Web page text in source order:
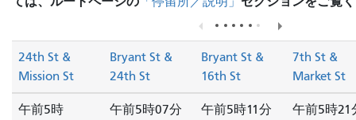
24th St &
Mission St
Bryant St &
24th St
Bryant St &
16th St
7th St &
Market St
午前5時 午前5時07分 午前5時11分 午前5時21